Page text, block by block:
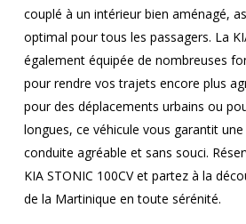
couplé à un intérieur bien aménagé,
optimal pour tous les passagers. La
également équipée de nombreuses
pour rendre vos trajets encore plus
pour des déplacements urbains ou
longues, ce véhicule vous garantit
conduite agréable et sans souci.
KIA STONIC 100CV et partez à la
de la Martinique en toute sérénité.